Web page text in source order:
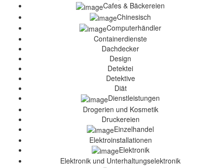
Cafes & Bäckereien
Chinesisch
Computerhändler
Containerdienste
Dachdecker
Design
Detektei
Detektive
Diät
Dienstleistungen
Drogerien und Kosmetik
Druckereien
Einzelhandel
Elektroinstallationen
Elektronik
Elektronik und Unterhaltungselektronik